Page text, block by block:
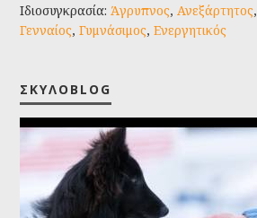
Ιδιοσυγκρασία: Άγρυπνος, Ανεξάρτητος,
Γενναίος,Γυμνάσιμος,Ενεργητικός
ΣΚΥΛΟBLOG